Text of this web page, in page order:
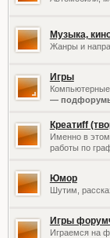
Музыка,
Жанры и
Игры
—
Креатиff
Именно в
работы по
Юмор
Шутим,
Игры
Играемся на